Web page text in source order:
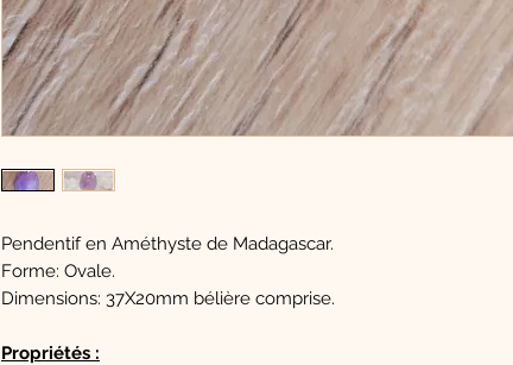
Pendentif en Améthyste de Madagascar.
Forme: Ovale.
Dimensions: 37X20mm bélière comprise.
Propriétés :